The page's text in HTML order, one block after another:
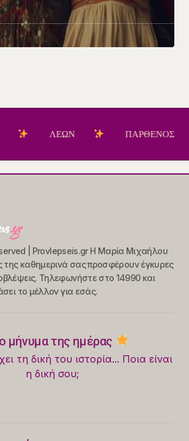
ΛΕΩΝ ΠΑΡΘΕΝΟΣ
| Provlepseis.gr Η Μαρία Μιχαήλου
της καθημερινά σας προσφέρουν έγκυρες
Τηλεφωνήστε στο 14990 και
το μέλλον για εσάς.
μήνυμα της ημέρας
τη δική του ιστορία... Ποια είναι
η δική σου;